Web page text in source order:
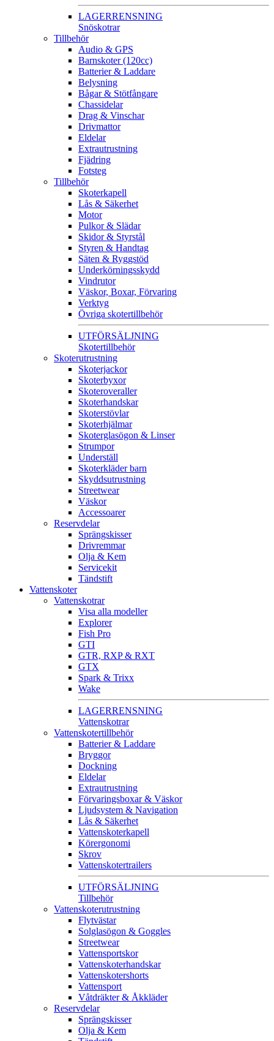
LAGERRENSNING
Snöskotrar
Tillbehör
Audio & GPS
Barnskoter (120cc)
Batterier & Laddare
Belysning
Bågar & Stötfångare
Chassidelar
Drag & Vinschar
Drivmattor
Eldelar
Extrautrustning
Fjädring
Fotsteg
Tillbehör
Skoterkapell
Lås & Säkerhet
Motor
Pulkor & Slädar
Skidor & Styrstål
Styren & Handtag
Säten & Ryggstöd
Underkörningsskydd
Vindrutor
Väskor, Boxar, Förvaring
Verktyg
Övriga skotertillbehör
UTFÖRSÄLJNING
Skotertillbehör
Skoterutrustning
Skoterjackor
Skoterbyxor
Skoteroveraller
Skoterhandskar
Skoterstövlar
Skoterhjälmar
Skoterglasögon & Linser
Strumpor
Underställ
Skoterkläder barn
Skyddsutrustning
Streetwear
Väskor
Accessoarer
Reservdelar
Sprängskisser
Drivremmar
Olja & Kem
Servicekit
Tändstift
Vattenskoter
Vattenskotrar
Visa alla modeller
Explorer
Fish Pro
GTI
GTR, RXP & RXT
GTX
Spark & Trixx
Wake
LAGERRENSNING
Vattenskotrar
Vattenskotertillbehör
Batterier & Laddare
Bryggor
Dockning
Eldelar
Extrautrustning
Förvaringsboxar & Väskor
Ljudsystem & Navigation
Lås & Säkerhet
Vattenskoterkapell
Körergonomi
Skrov
Vattenskotertrailers
UTFÖRSÄLJNING
Tillbehör
Vattenskoterutrustning
Flytvästar
Solglasögon & Goggles
Streetwear
Vattensportskor
Vattenskoterhandskar
Vattenskotershorts
Vattensport
Våtdräkter & Åkkläder
Reservdelar
Sprängskisser
Olja & Kem